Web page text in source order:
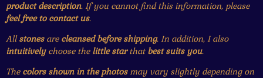
product description. If you cannot find this information, please
feel free to contact us.
Allstonesare cleansed before shipping. In addition, I also
intuitivelychoose the little starthat best suits you.
The colors shown in the photosmay vary slightly depending on